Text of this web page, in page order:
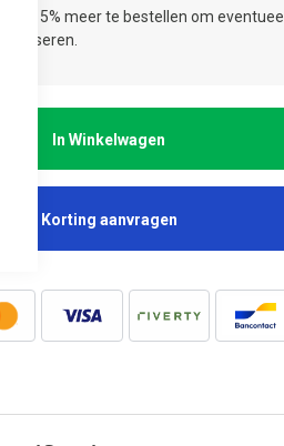
5% meer te bestellen om eventueel
In Winkelwagen
Korting aanvragen